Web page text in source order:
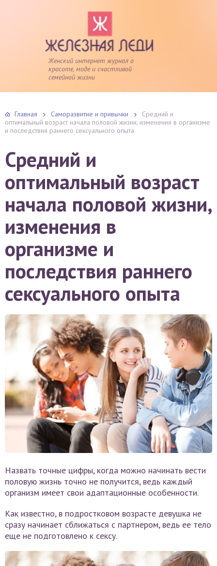
Женский интернет журнал о
красоте, моде и счастливой
семейной жизни
Главная Саморазвитие и привычки
Средний и
оптимальный возраст начала половой жизни, изменения в организме
и последствия раннего сексуального опыта
Средний и
оптимальный возраст
начала половой жизни,
изменения в
организме и
последствия раннего
сексуального опыта
Назвать точные цифры, когда можно начинать вести
половую жизнь точно не получится, ведь каждый
организм имеет свои адаптационные особенности.
Как известно, в подростковом возрасте девушка не
сразу начинает сближаться с партнером, ведь ее тело
еще не подготовлено к сексу.